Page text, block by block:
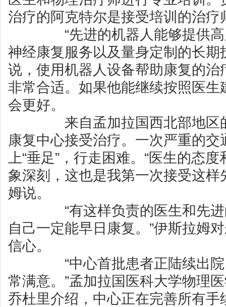
治疗的阿克特尔是接受培训的治疗
“先进的机器人能够提供高
神经康复服务以及量身定制的长期
说，使用机器人设备帮助康复的治
非常合适。如果他能继续按照医生
会更好。
来自孟加拉国西北部地区的
康复中心接受治疗。一次严重的
上“垂足”，行走困难。“医生的态
象深刻，这也是我第一次接受这样
姆说。
“有这样负责的医生和先进
自己一定能早日康复。”伊斯拉姆
信心。
“中心首批患者正陆续出院
常满意。”孟加拉国医科大学物理
乔杜里介绍，中心正在完善所有手